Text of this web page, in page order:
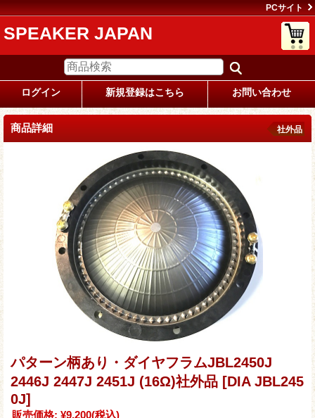
PCサイト
SPEAKER JAPAN
ログイン 新規登録はこちら お問い合わせ
商品詳細 社外品
パターン柄あり・ダイヤフラムJBL2450J
2446J 2447J 2451J (16Ω)社外品 [DIA JBL245
0J]
販売価格: ¥9,200(税込)